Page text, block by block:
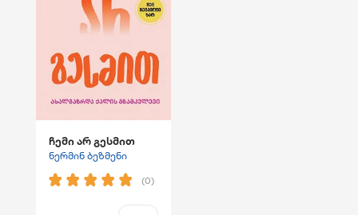
ჩემი არ გესმით
ნერმინ ბეზმენი
(0)